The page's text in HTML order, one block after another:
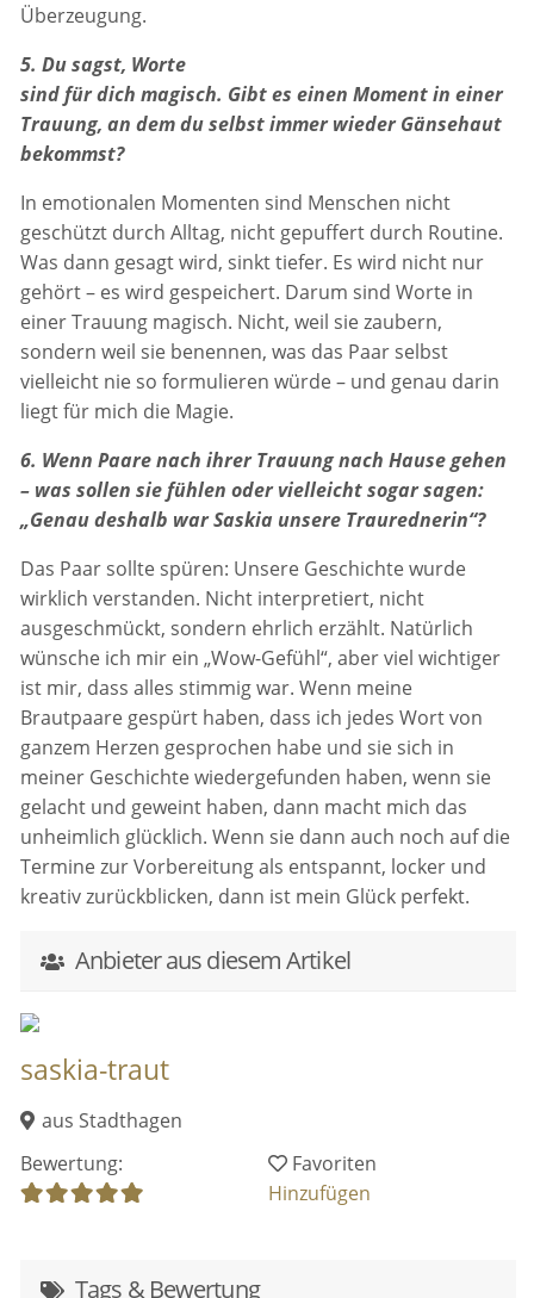
Überzeugung.
5. Du sagst, Worte
sind für dich magisch. Gibt es einen Moment in einer
Trauung, an dem du selbst immer wieder Gänsehaut
bekommst?
In emotionalen Momenten sind Menschen nicht
geschützt durch Alltag, nicht gepuffert durch Routine.
Was dann gesagt wird, sinkt tiefer. Es wird nicht nur
gehört – es wird gespeichert. Darum sind Worte in
einer Trauung magisch. Nicht, weil sie zaubern,
sondern weil sie benennen, was das Paar selbst
vielleicht nie so formulieren würde – und genau darin
liegt für mich die Magie.
6. Wenn Paare nach ihrer Trauung nach Hause gehen
– was sollen sie fühlen oder vielleicht sogar sagen:
„Genau deshalb war Saskia unsere Traurednerin“?
Das Paar sollte spüren: Unsere Geschichte wurde
wirklich verstanden. Nicht interpretiert, nicht
ausgeschmückt, sondern ehrlich erzählt. Natürlich
wünsche ich mir ein „Wow-Gefühl“, aber viel wichtiger
ist mir, dass alles stimmig war. Wenn meine
Brautpaare gespürt haben, dass ich jedes Wort von
ganzem Herzen gesprochen habe und sie sich in
meiner Geschichte wiedergefunden haben, wenn sie
gelacht und geweint haben, dann macht mich das
unheimlich glücklich. Wenn sie dann auch noch auf die
Termine zur Vorbereitung als entspannt, locker und
kreativ zurückblicken, dann ist mein Glück perfekt.
Anbieter aus diesem Artikel
saskia-traut
aus Stadthagen
Bewertung:
Favoriten
Hinzufügen
Tags & Bewertung